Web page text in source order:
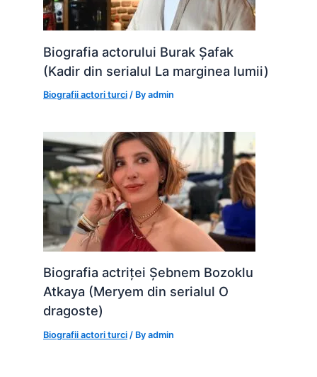
Biografia actorului Burak Șafak
(Kadir din serialul La marginea lumii)
Biografii actori turci / Byadmin
Biografia actriței Șebnem Bozoklu
Atkaya (Meryem din serialul O
dragoste)
Biografii actori turci / Byadmin